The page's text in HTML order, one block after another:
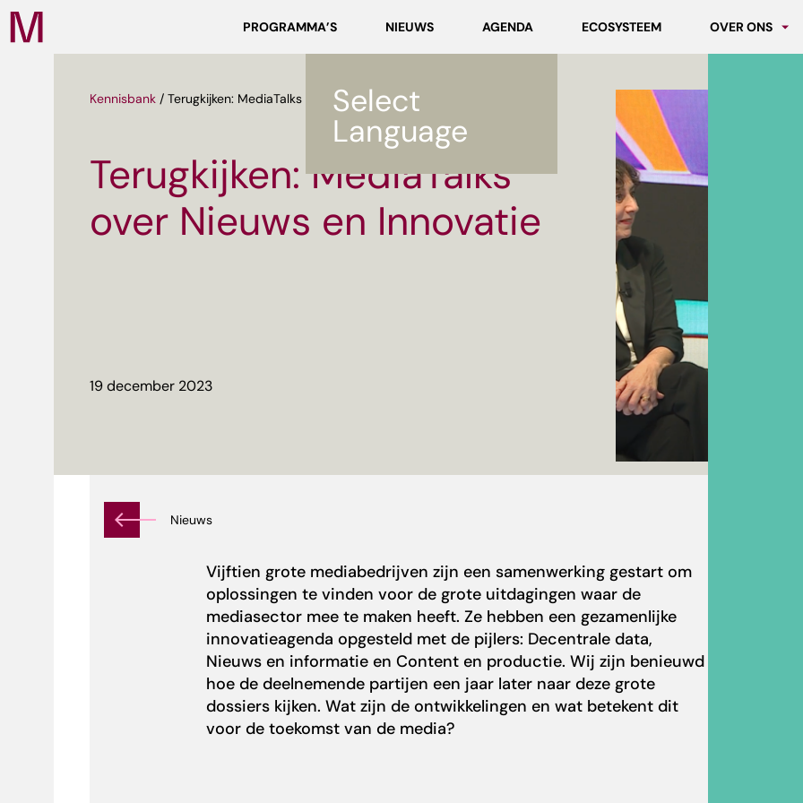
Media
Campus
PROGRAMMA’S NIEUWS AGENDA ECOSYSTEEM OVER ONS
Werken bij
Select
Language
Kennisbank / Terugkijken: MediaTalks over Nieuws en Innovatie
Terugkijken: MediaTalks
over Nieuws en Innovatie
19 december 2023
Nieuws
Vijftien grote mediabedrijven zijn een samenwerking gestart om
oplossingen te vinden voor de grote uitdagingen waar de
mediasector mee te maken heeft. Ze hebben een gezamenlijke
innovatieagenda opgesteld met de pijlers: Decentrale data,
Nieuws en informatie en Content en productie. Wij zijn benieuwd
hoe de deelnemende partijen een jaar later naar deze grote
dossiers kijken. Wat zijn de ontwikkelingen en wat betekent dit
voor de toekomst van de media?